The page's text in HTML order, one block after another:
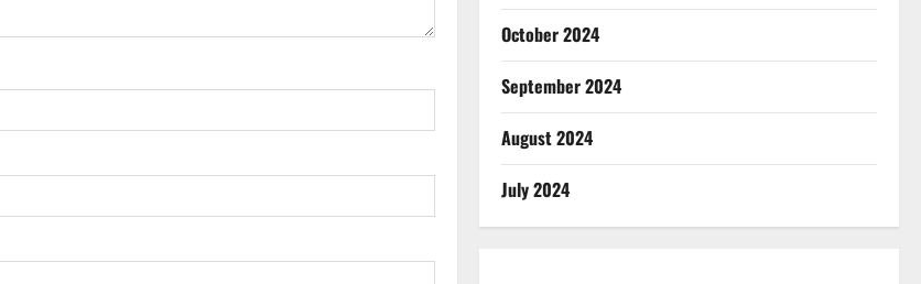
October 2024
September 2024
August 2024
July 2024